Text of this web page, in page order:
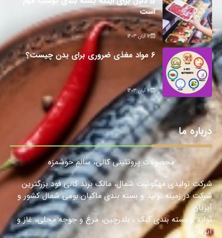
است
12 آبان 1403
6 مواد مغذی ضروری برای بدن چیست؟
12 آبان 1403
درباره ما
محصولات پروتئینی کالی، سالمِ خوشمزه
شرکت تولیدی مهگوشت شمال، مالک برند کالی فود بزرگترین
شرکت در زمینه تولید و بسته بندی ماکیان بومی شمال کشور و
آبزیان
تولید و بسته بندی کبک ، بلدرچین، مرغ و جوجه محلی، غاز و
آبزیان.